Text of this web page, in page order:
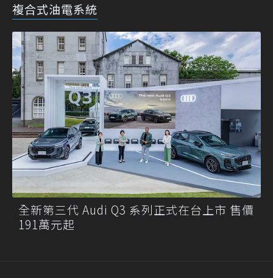
複合式油電系統
全新第三代 Audi Q3 系列正式在台上市 售價
191萬元起